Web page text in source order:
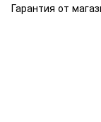
Гарантия от